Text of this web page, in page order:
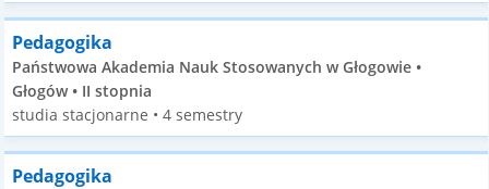
Pedagogika
Państwowa Akademia Nauk Stosowanych w Głogowie •
Głogów • II stopnia
studia stacjonarne • 4 semestry
Pedagogika